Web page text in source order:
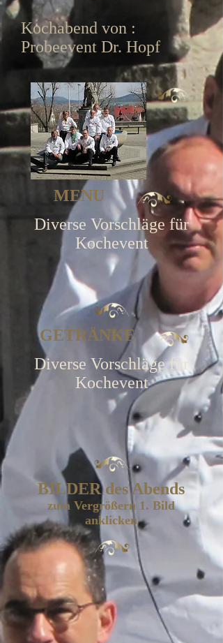
Kochabend von :
Probeevent Dr. Hopf
MENU
Diverse Vorschläge für
Kochevent
GETRÄNKE
Diverse Vorschläge für
Kochevent
BILDER des Abends
zum Vergrößern 1. Bild
anklicken
IMG_1745 IMG_1746